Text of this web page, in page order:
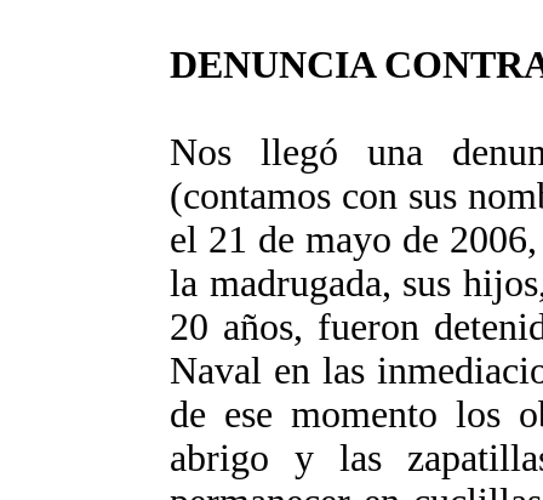
DENUNCIA
Nos llegó una
(contamos con sus
el 21 de mayo de
la madrugada, sus
20 años, fueron
Naval en las
de ese momento los
abrigo y las